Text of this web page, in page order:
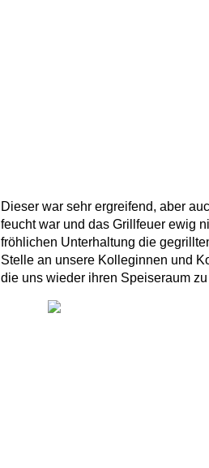
Dieser war sehr ergreifend, aber
feucht war und das Grillfeuer ewig
fröhlichen Unterhaltung die
Stelle an unsere Kolleginnen und
die uns wieder ihren Speiseraum